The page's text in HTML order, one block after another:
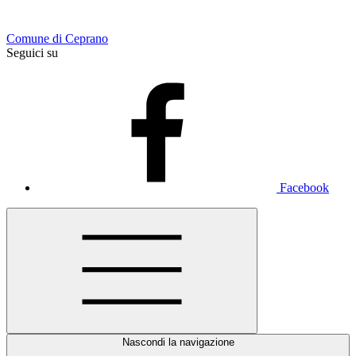
Comune di Ceprano
Seguici su
Facebook
Nascondi la navigazione